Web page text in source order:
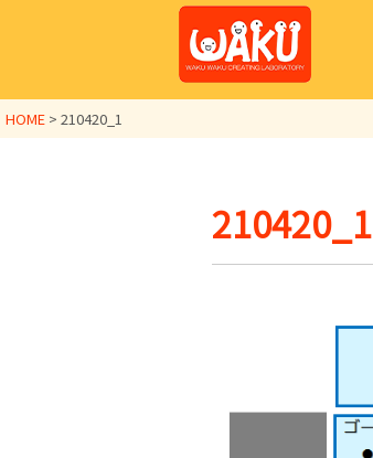
HOME > 210420_1
210420_1